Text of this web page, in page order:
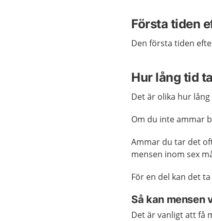
Första tiden
Den första tiden
Hur lång tid
Det är olika hur
Om du inte ammar
Ammar du tar det
mensen inom sex
För en del kan det
Så kan mensen
Det är vanligt att få